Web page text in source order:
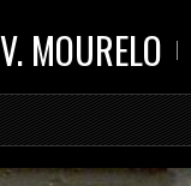
V. MOURELO